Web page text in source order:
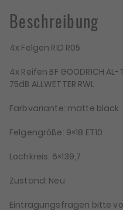
Menge
Beschreibung
4x Felgen RID R05
4x Reifen BF GOODRICH AL-
75dB ALLWETTER RWL
Farbvariante: matte black
Felgengröße: 9×18 ET10
Lochkreis: 6×139,7
Zustand: Neu
Eintragungsfragen bitte